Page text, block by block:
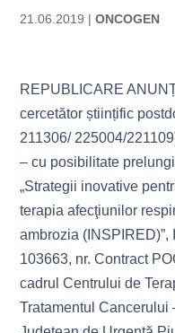
21.06.2019 |ONCOGEN
REPUBLICARE
cercetător științific
211306/ 225004/
– cu posibilitate
„Strategii inovative
terapia afecţiunilor
ambrozia
103663, nr. Contract
cadrul Centrului de
Tratamentul